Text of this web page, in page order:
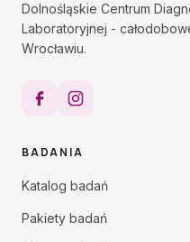
Dolnośląskie Centrum
Laboratoryjnej -
Wrocławiu.
BADANIA
Katalog badań
Pakiety badań